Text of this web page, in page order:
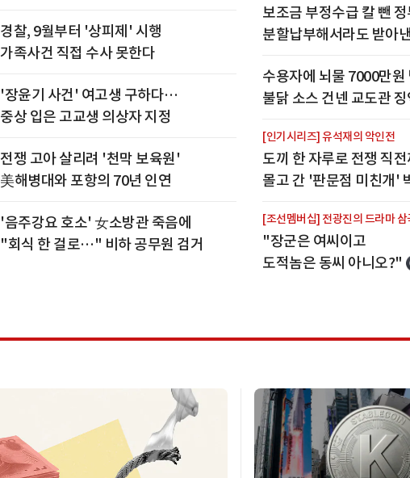
경찰, 9월부터 '상피제' 시행
가족사건 직접 수사 못한다
'장윤기 사건' 여고생 구하다…
중상 입은 고교생 의상자 지정
전쟁 고아 살리려 '천막 보육원'
美해병대와 포항의 70년 인연
'음주강요 호소' 女소방관 죽음에
"회식 한 걸로…" 비하 공무원 검거
보조금 부정수급 칼 뺀 정
분할납부해서라도 받아
수용자에 뇌물 7000만원
불닭 소스 건넨 교도관
[인기시리즈] 유석재의 악인전
도끼 한 자루로 전쟁 직전
몰고 간 '판문점 미친개'
[조선멤버십] 전광진의 드라마 삼
"장군은 여씨이고
도적놈은 동씨 아니오?"